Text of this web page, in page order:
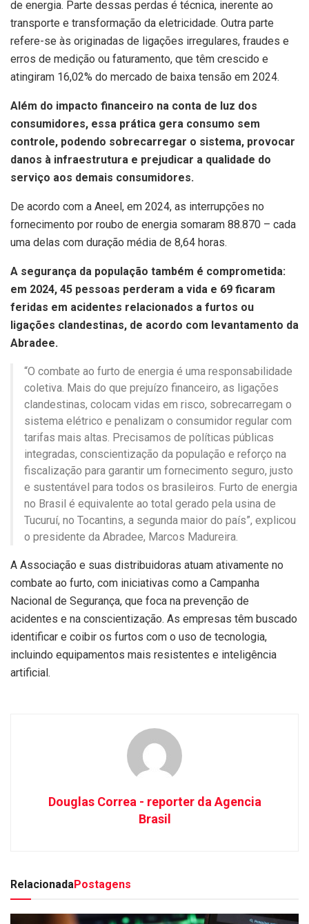
de energia. Parte dessas perdas é técnica, inerente ao
transporte e transformação da eletricidade. Outra parte
refere-se às originadas de ligações irregulares, fraudes e
erros de medição ou faturamento, que têm crescido e
atingiram 16,02% do mercado de baixa tensão em 2024.
Além do impacto financeiro na conta de luz dos
consumidores, essa prática gera consumo sem
controle, podendo sobrecarregar o sistema, provocar
danos à infraestrutura e prejudicar a qualidade do
serviço aos demais consumidores.
De acordo com a Aneel, em 2024, as interrupções no
fornecimento por roubo de energia somaram 88.870 – cada
uma delas com duração média de 8,64 horas.
A segurança da população também é comprometida:
em 2024, 45 pessoas perderam a vida e 69 ficaram
feridas em acidentes relacionados a furtos ou
ligações clandestinas, de acordo com levantamento da
Abradee.
“O combate ao furto de energia é uma responsabilidade
coletiva. Mais do que prejuízo financeiro, as ligações
clandestinas, colocam vidas em risco, sobrecarregam o
sistema elétrico e penalizam o consumidor regular com
tarifas mais altas. Precisamos de políticas públicas
integradas, conscientização da população e reforço na
fiscalização para garantir um fornecimento seguro, justo
e sustentável para todos os brasileiros. Furto de energia
no Brasil é equivalente ao total gerado pela usina de
Tucuruí, no Tocantins, a segunda maior do país”, explicou
o presidente da Abradee, Marcos Madureira.
A Associação e suas distribuidoras atuam ativamente no
combate ao furto, com iniciativas como a Campanha
Nacional de Segurança, que foca na prevenção de
acidentes e na conscientização. As empresas têm buscado
identificar e coibir os furtos com o uso de tecnologia,
incluindo equipamentos mais resistentes e inteligência
artificial.
Douglas Correa - reporter da Agencia
Brasil
RelacionadaPostagens